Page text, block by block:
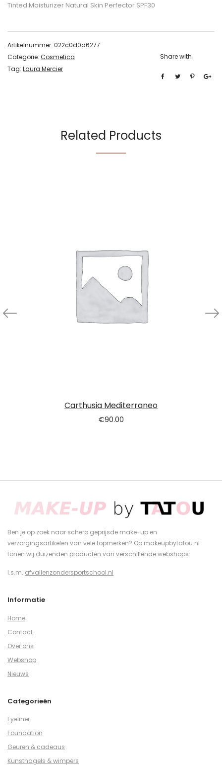
Tinted Moisturizer Natural Skin Perfector SPF30
Artikelnummer: 022c0d0d6277
Categorie: Cosmetica
Tag: Laura Mercier
Share with
Related Products
Carthusia Mediterraneo
€90.00
Ben je op zoek naar scherp geprijsde make-up en
verzorgingsartikelen van vele topmerken? Op makeupbytatou.nl
tonen wij duizenden producten van verschillende webshops.
I.s.m. afvallenzondersportschool.nl
Informatie
Home
Contact
Over ons
Webshop
Nieuws
Categorieën
Eyeliner
Foundation
Geuren & cadeaus
Kunstnagels & wimpers